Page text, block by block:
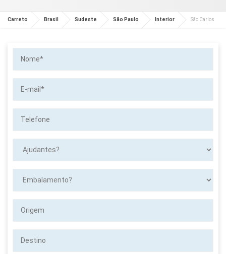
Carreto Brasil Sudeste São Paulo Interior São Carlos
mail*